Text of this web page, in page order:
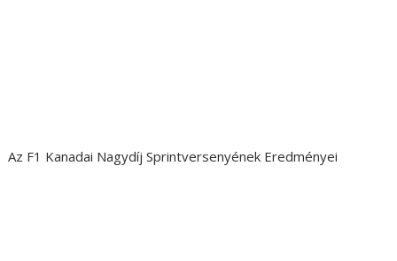
Az F1 Kanadai Nagydíj Sprintversenyének Eredményei